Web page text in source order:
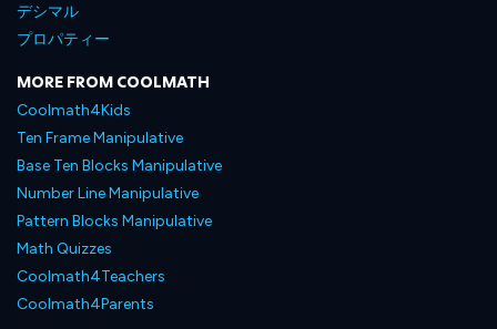
デシマル
プロパティー
MORE FROM COOLMATH
Coolmath4Kids
Ten Frame Manipulative
Base Ten Blocks Manipulative
Number Line Manipulative
Pattern Blocks Manipulative
Math Quizzes
Coolmath4Teachers
Coolmath4Parents